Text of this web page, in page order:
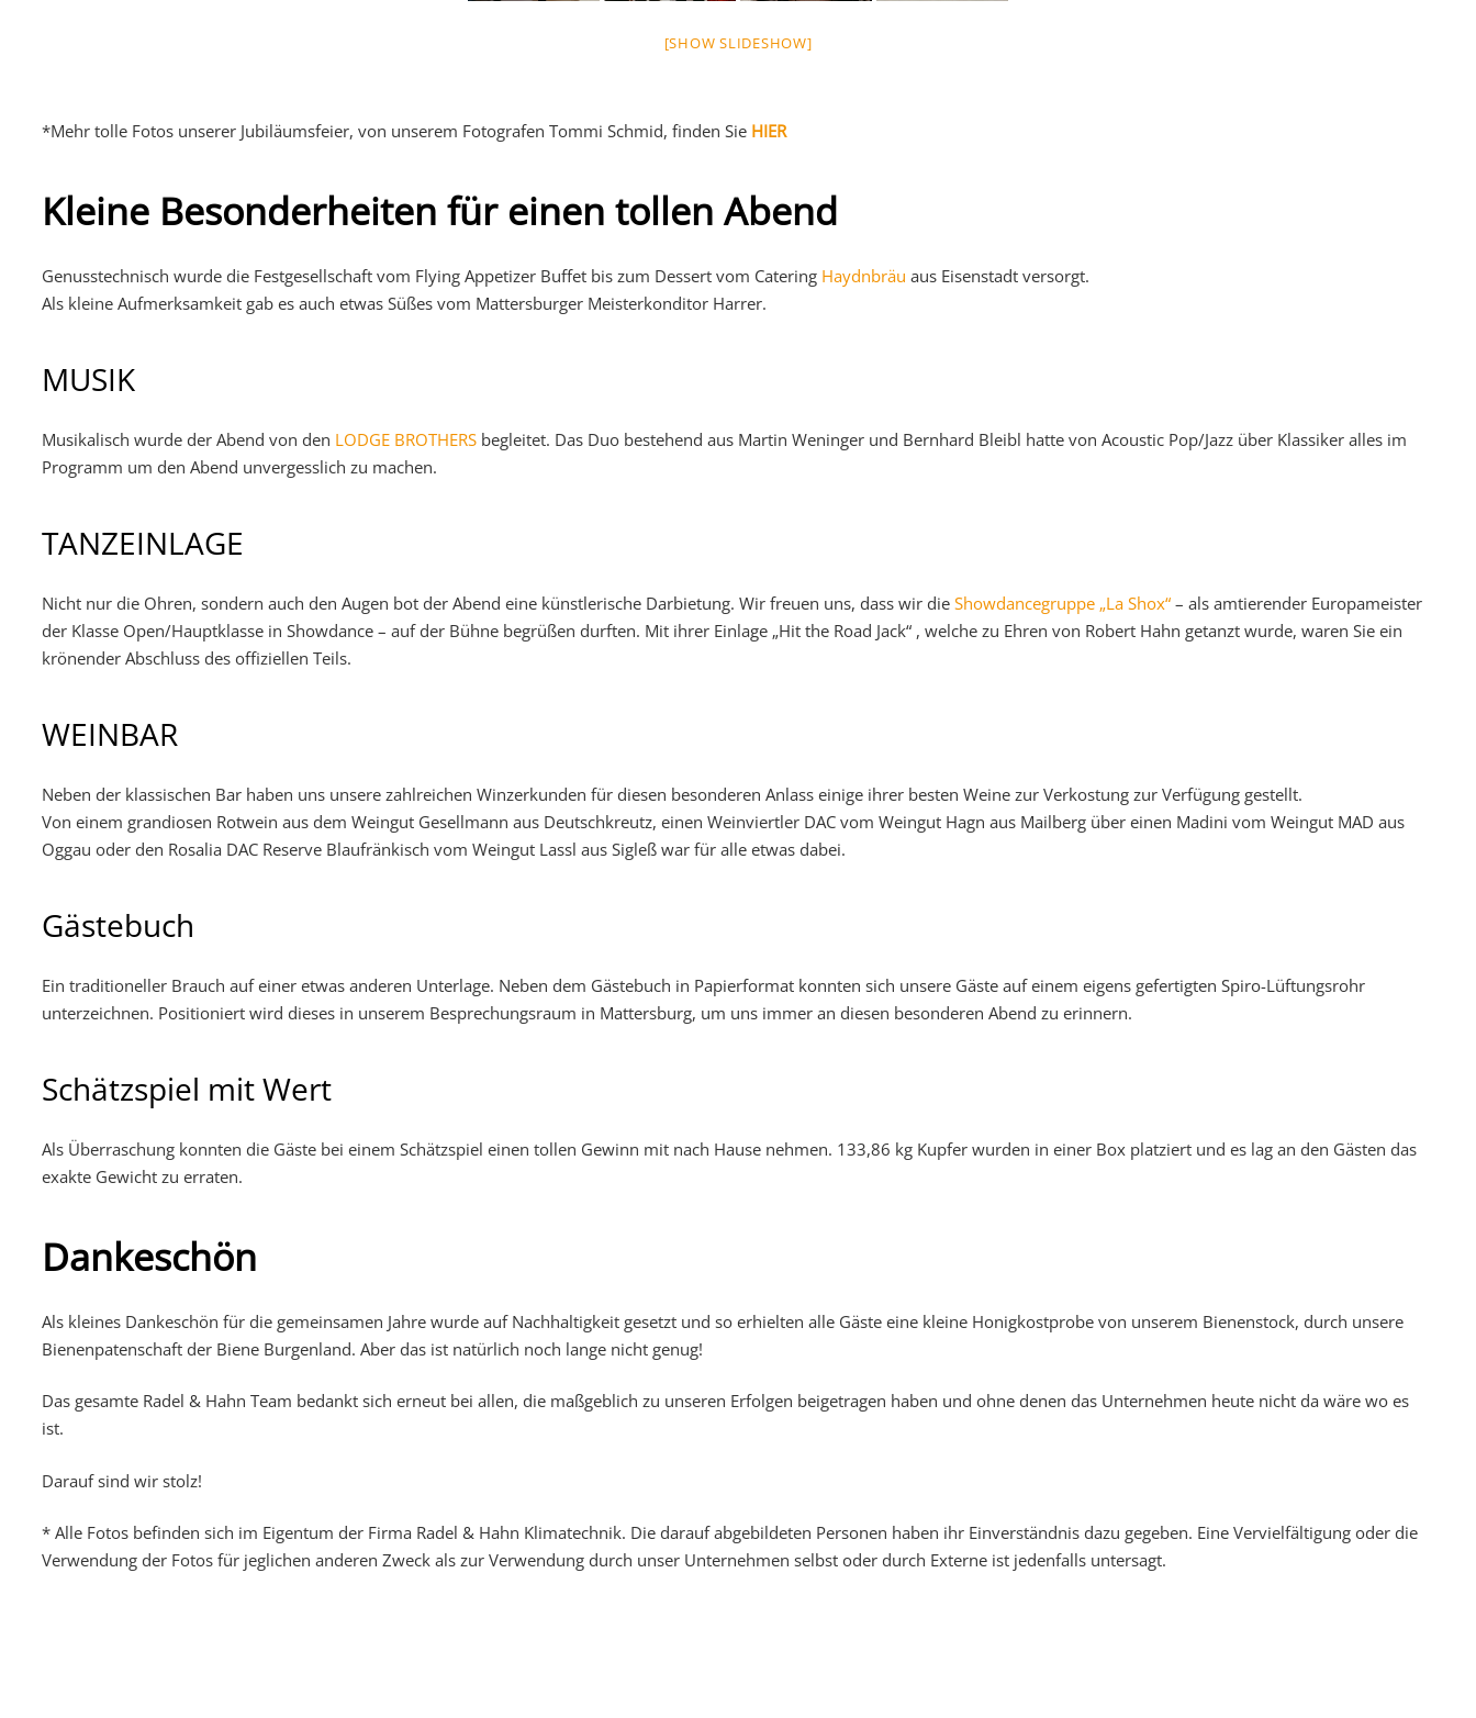
[SHOW SLIDESHOW]
*Mehr tolle Fotos unserer Jubiläumsfeier, von unserem Fotografen Tommi Schmid, finden Sie HIER
Kleine Besonderheiten für einen tollen Abend
Genusstechnisch wurde die Festgesellschaft vom Flying Appetizer Buffet bis zum Dessert vom Catering Haydnbräu aus Eisenstadt versorgt.
Als kleine Aufmerksamkeit gab es auch etwas Süßes vom Mattersburger Meisterkonditor Harrer.
MUSIK
Musikalisch wurde der Abend von den LODGE BROTHERSbegleitet. Das Duo bestehend aus Martin Weninger und Bernhard Bleibl hatte von Acoustic Pop/Jazz über Klassiker alles im
Programm um den Abend unvergesslich zu machen.
TANZEINLAGE
Nicht nur die Ohren, sondern auch den Augen bot der Abend eine künstlerische Darbietung. Wir freuen uns, dass wir die Showdancegruppe „La Shox“– als amtierender Europameister
der Klasse Open/Hauptklasse in Showdance – auf der Bühne begrüßen durften. Mit ihrer Einlage „Hit the Road Jack“ , welche zu Ehren von Robert Hahn getanzt wurde, waren Sie ein
krönender Abschluss des offiziellen Teils.
WEINBAR
Neben der klassischen Bar haben uns unsere zahlreichen Winzerkunden für diesen besonderen Anlass einige ihrer besten Weine zur Verkostung zur Verfügung gestellt.
Von einem grandiosen Rotwein aus dem Weingut Gesellmann aus Deutschkreutz, einen Weinviertler DAC vom Weingut Hagn aus Mailberg über einen Madini vom Weingut MAD aus
Oggau oder den Rosalia DAC Reserve Blaufränkisch vom Weingut Lassl aus Sigleß war für alle etwas dabei.
Gästebuch
Ein traditioneller Brauch auf einer etwas anderen Unterlage. Neben dem Gästebuch in Papierformat konnten sich unsere Gäste auf einem eigens gefertigten Spiro-Lüftungsrohr
unterzeichnen. Positioniert wird dieses in unserem Besprechungsraum in Mattersburg, um uns immer an diesen besonderen Abend zu erinnern.
Schätzspiel mit Wert
Als Überraschung konnten die Gäste bei einem Schätzspiel einen tollen Gewinn mit nach Hause nehmen. 133,86 kg Kupfer wurden in einer Box platziert und es lag an den Gästen das
exakte Gewicht zu erraten.
Dankeschön
Als kleines Dankeschön für die gemeinsamen Jahre wurde auf Nachhaltigkeit gesetzt und so erhielten alle Gäste eine kleine Honigkostprobe von unserem Bienenstock, durch unsere
Bienenpatenschaft der Biene Burgenland. Aber das ist natürlich noch lange nicht genug!
Das gesamte Radel & Hahn Team bedankt sich erneut bei allen, die maßgeblich zu unseren Erfolgen beigetragen haben und ohne denen das Unternehmen heute nicht da wäre wo es
ist.
Darauf sind wir stolz!
* Alle Fotos befinden sich im Eigentum der Firma Radel & Hahn Klimatechnik. Die darauf abgebildeten Personen haben ihr Einverständnis dazu gegeben. Eine Vervielfältigung oder die
Verwendung der Fotos für jeglichen anderen Zweck als zur Verwendung durch unser Unternehmen selbst oder durch Externe ist jedenfalls untersagt.